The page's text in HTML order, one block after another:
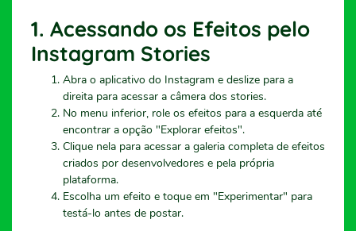
1. Acessando os Efeitos pelo
Instagram Stories
Abra o aplicativo do Instagram e deslize para a
direita para acessar a câmera dos stories.
No menu inferior, role os efeitos para a esquerda até
encontrar a opção "Explorar efeitos".
Clique nela para acessar a galeria completa de efeitos
criados por desenvolvedores e pela própria
plataforma.
Escolha um efeito e toque em "Experimentar" para
testá-lo antes de postar.